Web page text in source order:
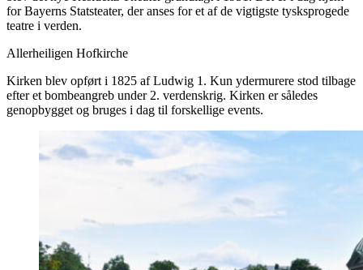
for Bayerns Statsteater, der anses for et af de vigtigste tysksprogede
teatre i verden.
Allerheiligen Hofkirche
Kirken blev opført i 1825 af Ludwig 1. Kun ydermurere stod tilbage
efter et bombeangreb under 2. verdenskrig. Kirken er således
genopbygget og bruges i dag til forskellige events.